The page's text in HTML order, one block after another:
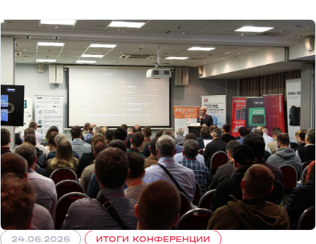
24.06.2026 ИТОГИ КОНФЕРЕНЦИИ